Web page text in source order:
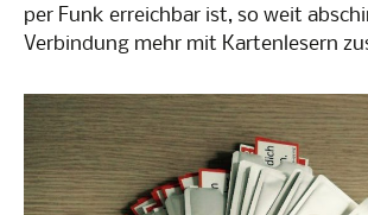
per Funk erreichbar ist, so weit
Verbindung mehr mit Kartenlesern